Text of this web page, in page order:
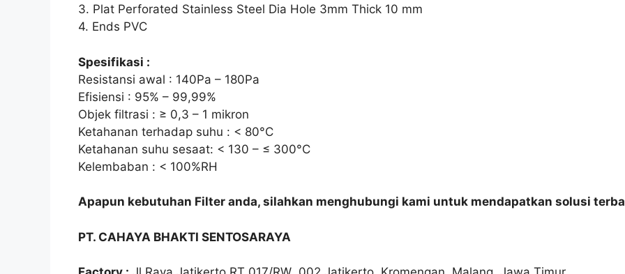
3. Plat Perforated Stainless Steel Dia Hole 3mm Thick 10 mm
4. Ends PVC
Spesifikasi :
Resistansi awal : 140Pa – 180Pa
Efisiensi : 95% – 99,99%
Objek filtrasi : ≥ 0,3 – 1 mikron
Ketahanan terhadap suhu : < 80°C
Ketahanan suhu sesaat: < 130 – ≤ 300°C
Kelembaban : < 100%RH
Apapun kebutuhan Filter anda, silahkan menghubungi kami untuk mendapatkan solusi
PT. CAHAYA BHAKTI SENTOSARAYA